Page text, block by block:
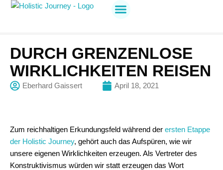
DURCH GRENZENLOSE
WIRKLICHKEITEN REISEN
Eberhard Gaissert April 18, 2021
Zum reichhaltigen Erkundungsfeld während der ersten Etappe
der Holistic Journey, gehört auch das Aufspüren, wie wir
unsere eigenen Wirklichkeiten erzeugen. Als Vertreter des
Konstruktivismus würden wir statt erzeugen das Wort